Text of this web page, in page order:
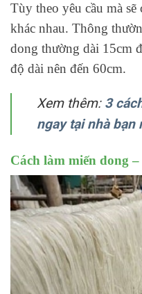
Tùy theo yêu cầu mà
khác nhau. Thông
dong thường dài 15cm
độ dài nên đến 60cm.
Xem thêm: 3
ngay tại nhà bạn
Cách làm miến dong